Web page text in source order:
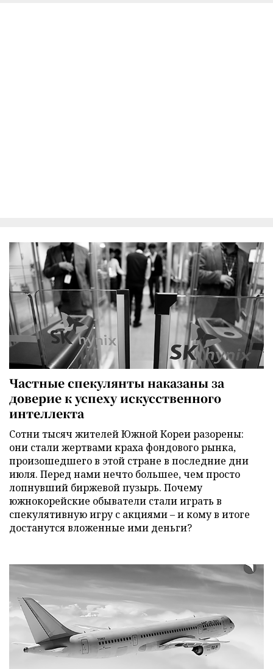
Частные спекулянты наказаны за
доверие к успеху искусственного
интеллекта
Сотни тысяч жителей Южной Кореи разорены:
они стали жертвами краха фондового рынка,
произошедшего в этой стране в последние дни
июля. Перед нами нечто большее, чем просто
лопнувший биржевой пузырь. Почему
южнокорейские обыватели стали играть в
спекулятивную игру с акциями – и кому в итоге
достанутся вложенные ими деньги?